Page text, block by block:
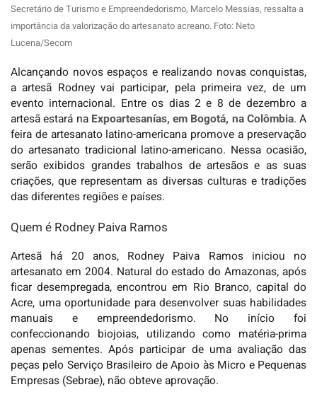
Secretário de Turismo e Empreendedorismo, Marcelo Messias, ressalta a
importância da valorização do artesanato acreano. Foto: Neto
Lucena/Secom
Alcançando novos espaços e realizando novas conquistas,
a artesã Rodney vai participar, pela primeira vez, de um
evento internacional. Entre os dias 2 e 8 de dezembro a
artesã estará na Expoartesanías, em Bogotá, na Colômbia. A
feira de artesanato latino-americana promove a preservação
do artesanato tradicional latino-americano. Nessa ocasião,
serão exibidos grandes trabalhos de artesãos e as suas
criações, que representam as diversas culturas e tradições
das diferentes regiões e países.
Quem é Rodney Paiva Ramos
Artesã há 20 anos, Rodney Paiva Ramos iniciou no
artesanato em 2004. Natural do estado do Amazonas, após
ficar desempregada, encontrou em Rio Branco, capital do
Acre, uma oportunidade para desenvolver suas habilidades
manuais e empreendedorismo. No início foi
confeccionando biojoias, utilizando como matéria-prima
apenas sementes. Após participar de uma avaliação das
peças pelo Serviço Brasileiro de Apoio às Micro e Pequenas
Empresas (Sebrae), não obteve aprovação.